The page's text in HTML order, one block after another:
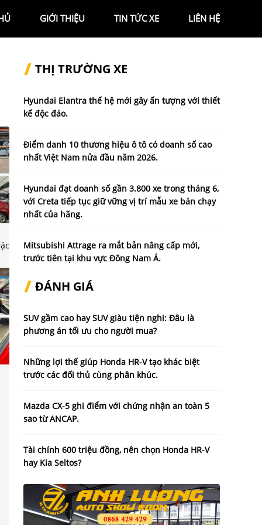
GIỚI THIỆU TIN TỨC XE LIÊN HỆ
THỊ TRƯỜNG XE
Hyundai Elantra thế hệ mới gây ấn tượng với thiết
kế độc đáo.
Điểm danh 10 thương hiệu ô tô có doanh số cao
nhất Việt Nam nửa đầu năm 2026.
Hyundai đạt doanh số gần 3.800 xe trong tháng 6,
với Creta tiếp tục giữ vững vị trí mẫu xe bán chạy
nhất của hãng.
Mitsubishi Attrage ra mắt bản nâng cấp mới,
trước tiên tại khu vực Đông Nam Á.
ĐÁNH GIÁ
SUV gầm cao hay SUV giàu tiện nghi: Đâu là
phương án tối ưu cho người mua?
Những lợi thế giúp Honda HR-V tạo khác biệt
trước các đối thủ cùng phân khúc.
Mazda CX-5 ghi điểm với chứng nhận an toàn 5
sao từ ANCAP.
Tài chính 600 triệu đồng, nên chọn Honda HR-V
hay Kia Seltos?